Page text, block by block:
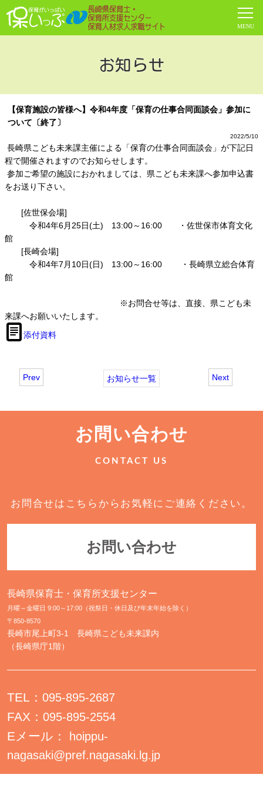
お知らせ
【保育施設の皆様へ】令和4年度「保育の仕事合同面談会」参加に
ついて〔終了〕
2022/5/10
長崎県こども未来課主催による「保育の仕事合同面談会」が下記日
程で開催されますのでお知らせします。
参加ご希望の施設におかれましては、県こども未来課へ参加申込書
をお送り下さい。
[佐世保会場]
令和4年6月25日(土) 13:00～16:00 ・佐世保市体育文化
館
[長崎会場]
令和4年7月10日(日) 13:00～16:00 ・長崎県立総合体育
館
※お問合せ等は、直接、県こども未
来課へお願いいたします。
添付資料
Prev Next
お知らせ一覧
お問い合わせ
CONTACT US
お問合せはこちらからお気軽にご連絡ください。
お問い合わせ
長崎県保育士・保育所支援センター
月曜～金曜日 9:00～17:00（祝祭日・休日及び年末年始を除く）
〒850-8570
長崎市尾上町3-1 長崎県こども未来課内
（長崎県庁1階）
TEL： 095-895-2687
FAX： 095-895-2554
Eメール：
hoippu-
nagasaki@pref.nagasaki.lg.jp